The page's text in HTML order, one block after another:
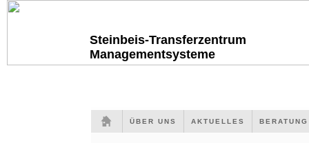
Steinbeis-Transferzentrum
Managementsysteme
ÜBER UNS AKTUELLES